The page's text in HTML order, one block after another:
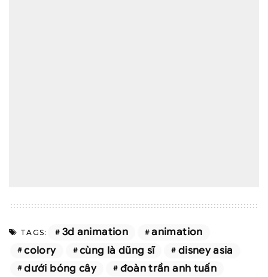
TAGS: 3d animation
animation
colory
cùng là dũng sĩ
disney asia
dưới bóng cây
đoàn trần anh tuấn